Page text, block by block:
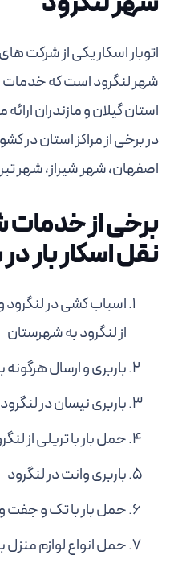
اتوبار اسکار یکی از شرکت
شهر لنگرود است که خدمات
استان گیلان و مازندران
در برخی از مراکز استان در
اصفهان، شهر شیراز، شهر
برخی از
نقل اسکار بار
اسباب کشی در لنگرود
از لنگرود به شهرستان
باربری و ارسال هرگونه
باربری نیسان در
حمل بار با تریلی از
باربری وانت در لنگرود
حمل بار با تک و جفت
حمل انواع لوازم منزل